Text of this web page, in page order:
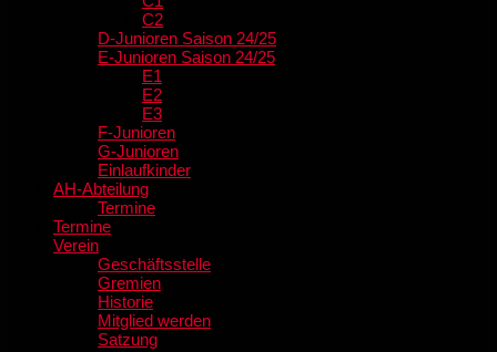
C2
D-Junioren Saison 24/25
E-Junioren Saison 24/25
E1
E2
E3
F-Junioren
G-Junioren
Einlaufkinder
AH-Abteilung
Termine
Termine
Verein
Geschäftsstelle
Gremien
Historie
Mitglied werden
Satzung